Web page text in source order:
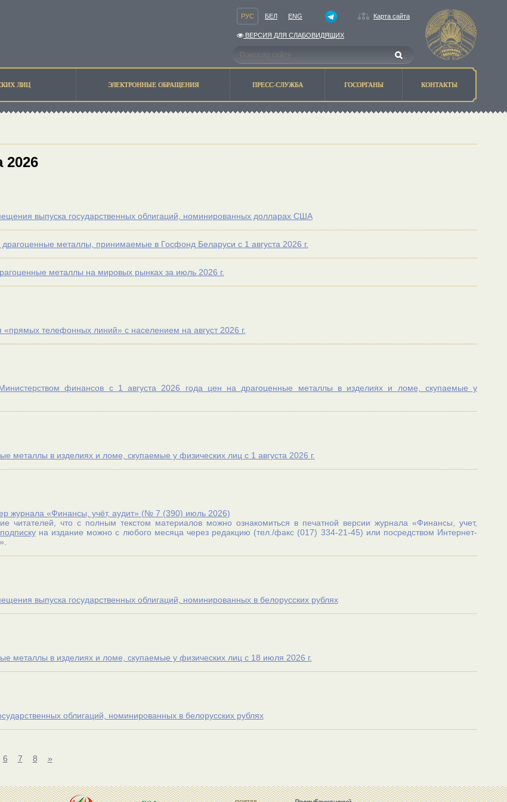
РУС БЕЛ ENG Карта сайта
ВЕРСИЯ ДЛЯ СЛАБОВИДЯЩИХ
ЛИЦ ЭЛЕКТРОННЫЕ ОБРАЩЕНИЯ ПРЕСС-СЛУЖБА ГОСОРГАНЫ КОНТАКТЫ
2026
выпуска государственных облигаций, номинированных долларах США
металлы, принимаемые в Госфонд Беларуси c 1 августа 2026 г.
металлы на мировых рынках за июль 2026 г.
телефонных линий» с населением на август 2026 г.
финансов с 1 августа 2026 года цен на драгоценные металлы в изделиях и ломе, скупаемые у
металлы в изделиях и ломе, скупаемые у физических лиц с 1 августа 2026 г.
журнала «Финансы, учёт, аудит» (№ 7 (390) июль 2026)
читателей, что с полным текстом материалов можно ознакомиться в печатной версии журнала «Финансы, учет,
подпискуна издание можно с любого месяца через редакцию (тел./факс (017) 334-21-45) или посредством Интернет-
выпуска государственных облигаций, номинированных в белорусских рублях
металлы в изделиях и ломе, скупаемые у физических лиц с 18 июля 2026 г.
облигаций, номинированных в белорусских рублях
6 7 8 »